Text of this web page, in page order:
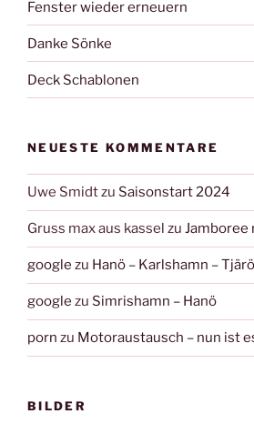
Fenster wieder erneuern
Danke Sönke
Deck Schablonen
NEUESTE KOMMENTARE
Uwe Smidtzu Saisonstart 2024
Gruss max aus kassel zu Jamboree
google zu Hanö – Karlshamn – Tjärö
google zu Simrishamn – Hanö
porn zu Motoraustausch – nun ist
BILDER